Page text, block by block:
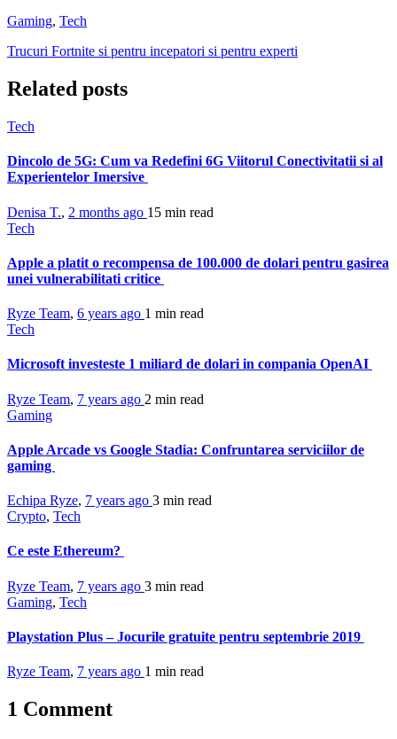
Gaming, Tech
Trucuri Fortnite si pentru incepatori si pentru experti
Related posts
Tech
Dincolo de 5G: Cum va Redefini 6G Viitorul Conectivitatii si al
Experientelor Imersive
Denisa T., 2 months ago 15 min read
Tech
Apple a platit o recompensa de 100.000 de dolari pentru gasirea
unei vulnerabilitati critice
Ryze Team, 6 years ago 1 min read
Tech
Microsoft investeste 1 miliard de dolari in compania OpenAI
Ryze Team, 7 years ago 2 min read
Gaming
Apple Arcade vs Google Stadia: Confruntarea serviciilor de
gaming
Echipa Ryze, 7 years ago 3 min read
Crypto, Tech
Ce este Ethereum?
Ryze Team, 7 years ago 3 min read
Gaming, Tech
Playstation Plus – Jocurile gratuite pentru septembrie 2019
Ryze Team, 7 years ago 1 min read
1 Comment